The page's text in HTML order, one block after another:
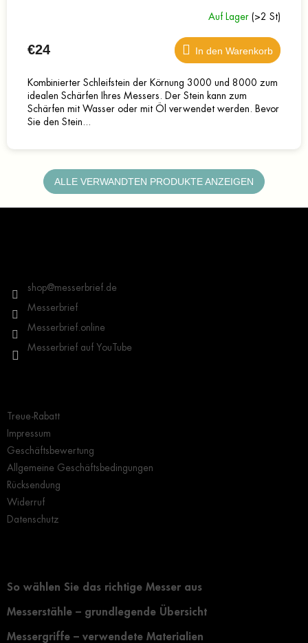
Auf Lager (>2 St)
€24 In den Warenkorb
Kombinierter Schleifstein der Körnung 3000 und 8000 zum
idealen Schärfen Ihres Messers. Der Stein kann zum
Schärfen mit Wasser oder mit Öl verwendet werden. Bevor
Sie den Stein...
ALLE VERWANDTEN PRODUKTE ANZEIGEN
shop@messerbrief.de
Messerbrief
Messerbrief.online
Messerbrief auf YouTube
Treue-Rabatt
Impressum
Geschäftsbewertung
Allgemeine Geschäftsbedingungen
Rücksendung
Widerruf
Datenschutz
So wählen Sie das richtige Messer aus
Messerstähle – grundlegende Übersicht
Messergriffe – verwendete Materialien